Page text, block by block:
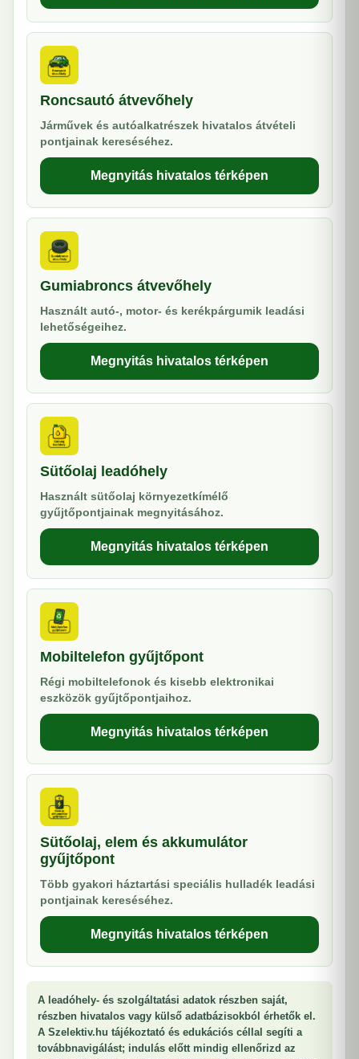
Roncsautó átvevőhely
Járművek és autóalkatrészek hivatalos átvételi
pontjainak kereséséhez.
Megnyitás hivatalos térképen
Gumiabroncs átvevőhely
Használt autó-, motor- és kerékpárgumik leadási
lehetőségeihez.
Megnyitás hivatalos térképen
Sütőolaj leadóhely
Használt sütőolaj környezetkímélő
gyűjtőpontjainak megnyitásához.
Megnyitás hivatalos térképen
Mobiltelefon gyűjtőpont
Régi mobiltelefonok és kisebb elektronikai
eszközök gyűjtőpontjaihoz.
Megnyitás hivatalos térképen
Sütőolaj, elem és akkumulátor
gyűjtőpont
Több gyakori háztartási speciális hulladék leadási
pontjainak kereséséhez.
Megnyitás hivatalos térképen
A leadóhely- és szolgáltatási adatok részben saját,
részben hivatalos vagy külső adatbázisokból érhetők el.
A Szelektiv.hu tájékoztató és edukációs céllal segíti a
továbbnavigálást; indulás előtt mindig ellenőrizd az